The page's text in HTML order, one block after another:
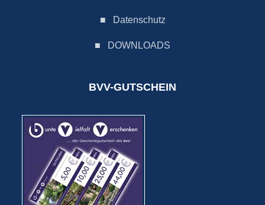
■ Datenschutz
■ DOWNLOADS
BVV-GUTSCHEIN